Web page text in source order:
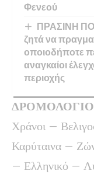
Φενεού
ΠΡΑΣΙΝΗ
ζητά να
οποιοδήποτε
αναγκαίοι
περιοχής
Χράνοι –
Καρύταινα –
– Ελληνικό –